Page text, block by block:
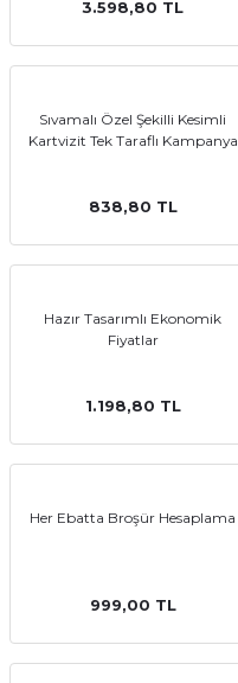
3.598,80 TL
Sıvamalı Özel Şekilli Kesimli
Kartvizit Tek Taraflı Kampanya
838,80 TL
Hazır Tasarımlı Ekonomik
Fiyatlar
1.198,80 TL
Her Ebatta Broşür Hesaplama
999,00 TL